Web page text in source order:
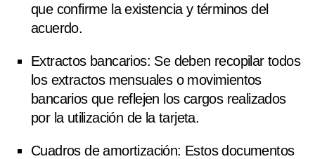
que confirme la existencia y términos del
acuerdo.
Extractos bancarios: Se deben recopilar todos
los extractos mensuales o movimientos
bancarios que reflejen los cargos realizados
por la utilización de la tarjeta.
Cuadros de amortización: Estos documentos